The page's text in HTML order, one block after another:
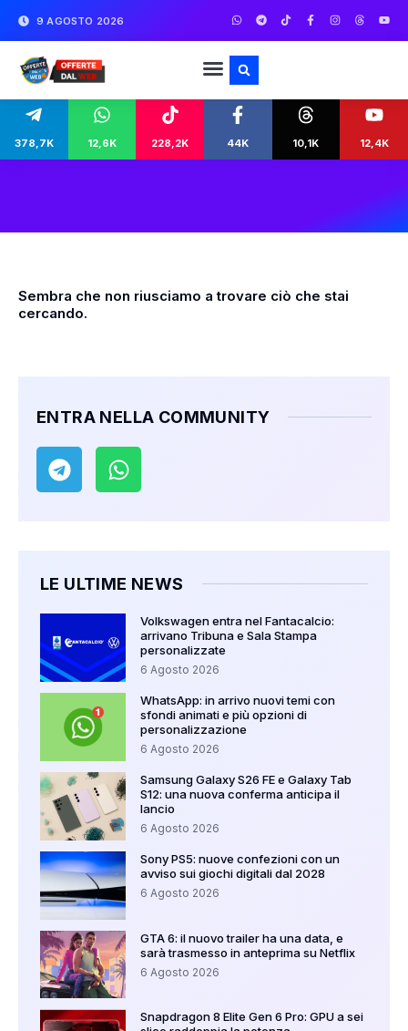
9 AGOSTO 2026
378,7K 12,6K 228,2K 44K 10,1K 12,4K
Sembra che non riusciamo a trovare ciò che stai
cercando.
ENTRA NELLA COMMUNITY
LE ULTIME NEWS
Volkswagen entra nel Fantacalcio:
arrivano Tribuna e Sala Stampa
personalizzate
6 Agosto 2026
WhatsApp: in arrivo nuovi temi con
sfondi animati e più opzioni di
personalizzazione
6 Agosto 2026
Samsung Galaxy S26 FE e Galaxy Tab
S12: una nuova conferma anticipa il
lancio
6 Agosto 2026
Sony PS5: nuove confezioni con un
avviso sui giochi digitali dal 2028
6 Agosto 2026
GTA 6: il nuovo trailer ha una data, e
sarà trasmesso in anteprima su Netflix
6 Agosto 2026
Snapdragon 8 Elite Gen 6 Pro: GPU a sei